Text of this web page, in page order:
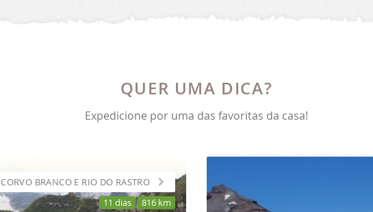
QUER UMA DICA?
Expedicione por uma das favoritas da casa!
CORVO BRANCO E RIO DO RASTRO
11 dias 816 km